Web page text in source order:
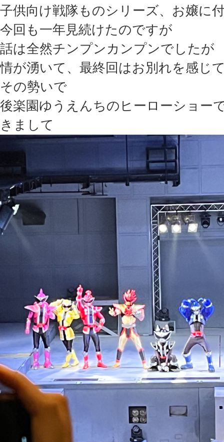
子供向け戦隊ものシリーズ、お嬢に
今回も一年見続けたのですが
話は全然チンプンカンプンでしたが
情が湧いて、最終回はお別れを感じ
その勢いで
後楽園ゆうえんちのヒーローショー
きまして